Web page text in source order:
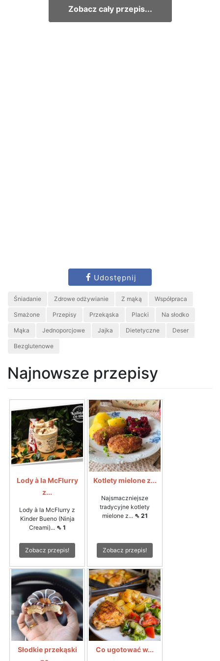
Zobacz cały przepis...
Udostępnij
Śniadanie Zdrowe odżywianie Z mąką Współpraca
Smażone Przepisy Przekąska Placki Na słodko
Mąka Jednoporcjowe Jajka Dietetyczne Deser
Bezglutenowe
Najnowsze przepisy
Lody à la McFlurry
z...
Lody à la McFlurry z
Kinder Bueno (Ninja
Creami)... ⇖ 1
Zobacz przepis!
Kotlety mielone z...
Najsmaczniejsze
tradycyjne kotlety
mielone z... ⇖ 21
Zobacz przepis!
Słodkie przekąski
Co ugotować w...